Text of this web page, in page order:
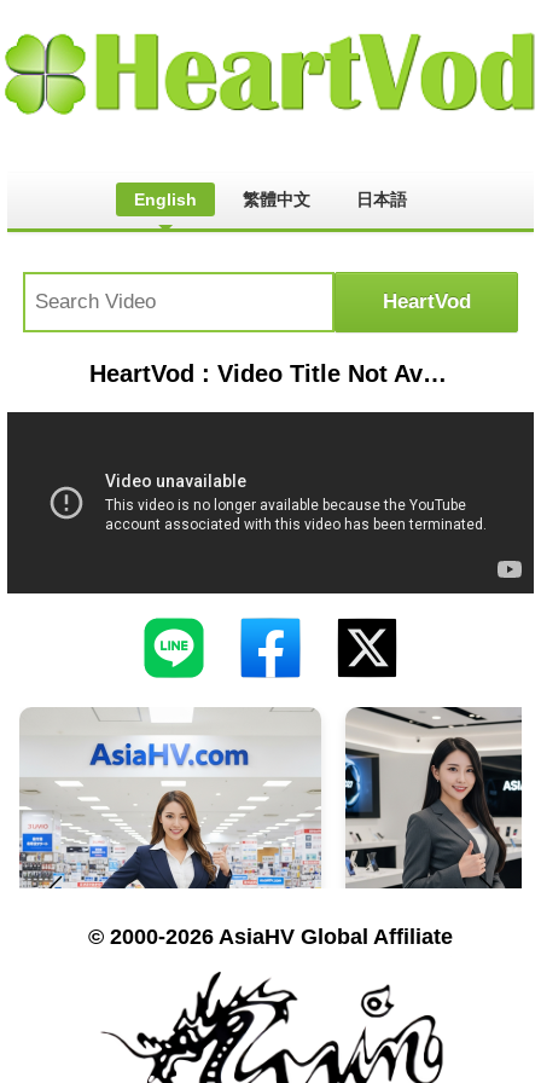
English 繁體中文 日本語
HeartVod : Video Title Not Available
© 2000-2026 AsiaHV Global Affiliate